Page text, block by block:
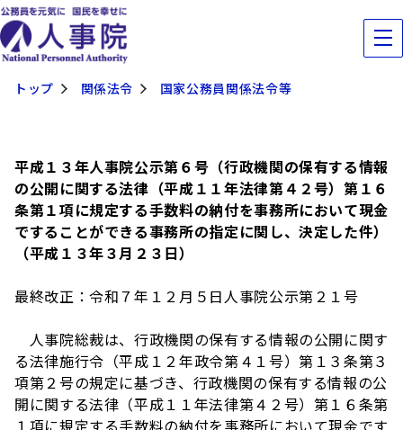
トップ 関係法令 国家公務員関係法令等
平成１３年人事院公示第６号（行政機関の保有する情報
の公開に関する法律（平成１１年法律第４２号）第１６
条第１項に規定する手数料の納付を事務所において現金
ですることができる事務所の指定に関し、決定した件）
（平成１３年３月２３日）
最終改正：令和７年１２月５日人事院公示第２１号
人事院総裁は、行政機関の保有する情報の公開に関す
る法律施行令（平成１２年政令第４１号）第１３条第３
項第２号の規定に基づき、行政機関の保有する情報の公
開に関する法律（平成１１年法律第４２号）第１６条第
１項に規定する手数料の納付を事務所において現金です